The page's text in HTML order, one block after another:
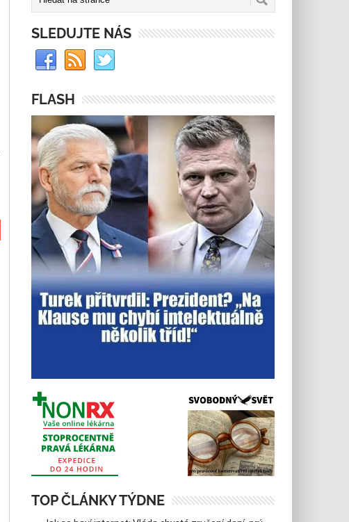
SLEDUJTE NÁS
FLASH
TOP ČLÁNKY TÝDNE